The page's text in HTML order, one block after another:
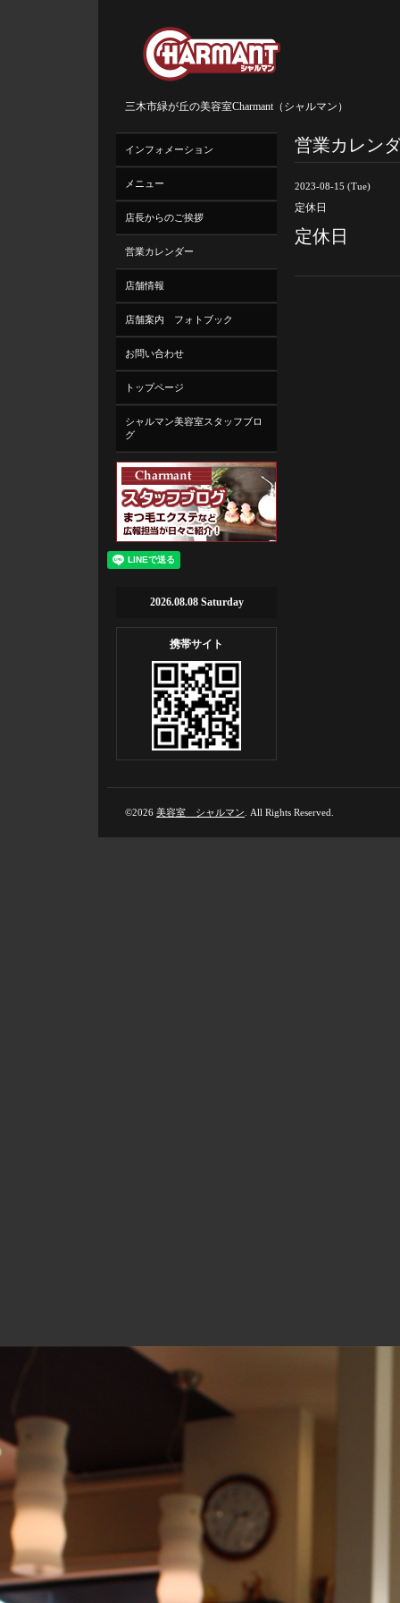
三木市緑が丘の美容室Charmant（シャルマン）
営業カレン
2023-08-15 (Tue)
定休日
定休日
インフォメーション
メニュー
店長からのご挨拶
営業カレンダー
店舗情報
店舗案内 フォトブック
お問い合わせ
トップページ
シャルマン美容室スタッフブロ
グ
2026.08.08 Saturday
携帯サイト
©2026 美容室 シャルマン . All Rights Reserved.